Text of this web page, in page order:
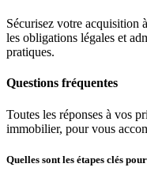
Sécurisez votre acquisition
les obligations légales et
pratiques.
Questions fréquentes
Toutes les réponses à vos
immobilier, pour vous
Quelles sont les étapes clés